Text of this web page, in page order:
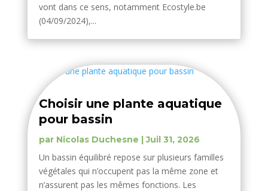
vont dans ce sens, notamment Ecostyle.be
(04/09/2024),...
Choisir une plante aquatique
pour bassin
par Nicolas Duchesne |Juil 31, 2026
Un bassin équilibré repose sur plusieurs familles
végétales qui n’occupent pas la même zone et
n’assurent pas les mêmes fonctions. Les